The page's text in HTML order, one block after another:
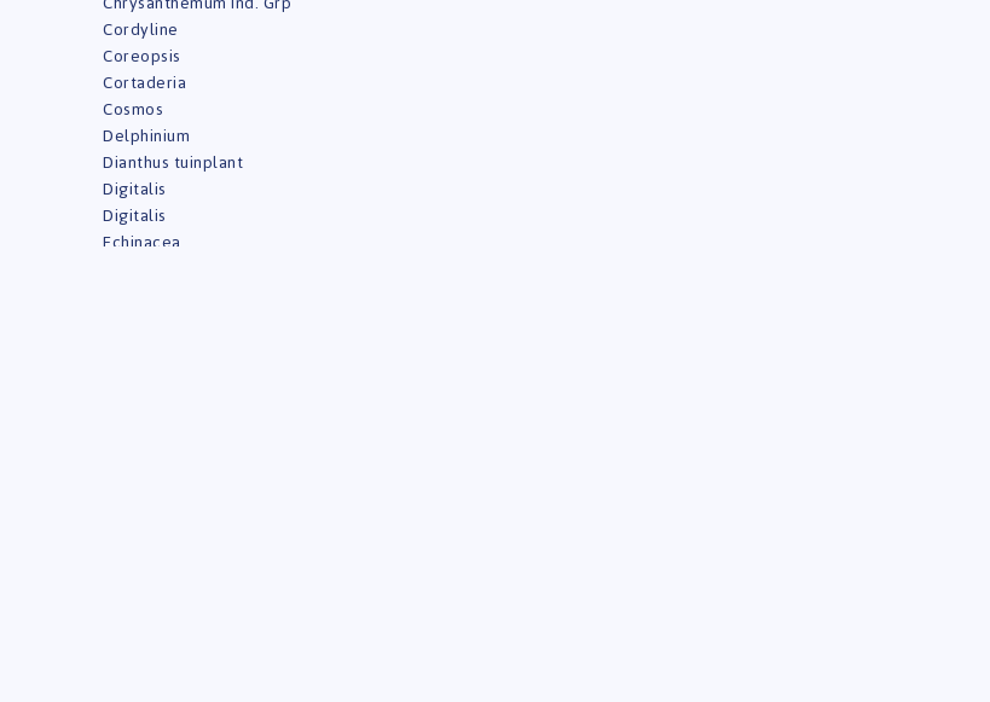
Cordyline
Coreopsis
Cortaderia
Cosmos
Delphinium
Dianthus tuinplant
Digitalis
Digitalis
Echinacea